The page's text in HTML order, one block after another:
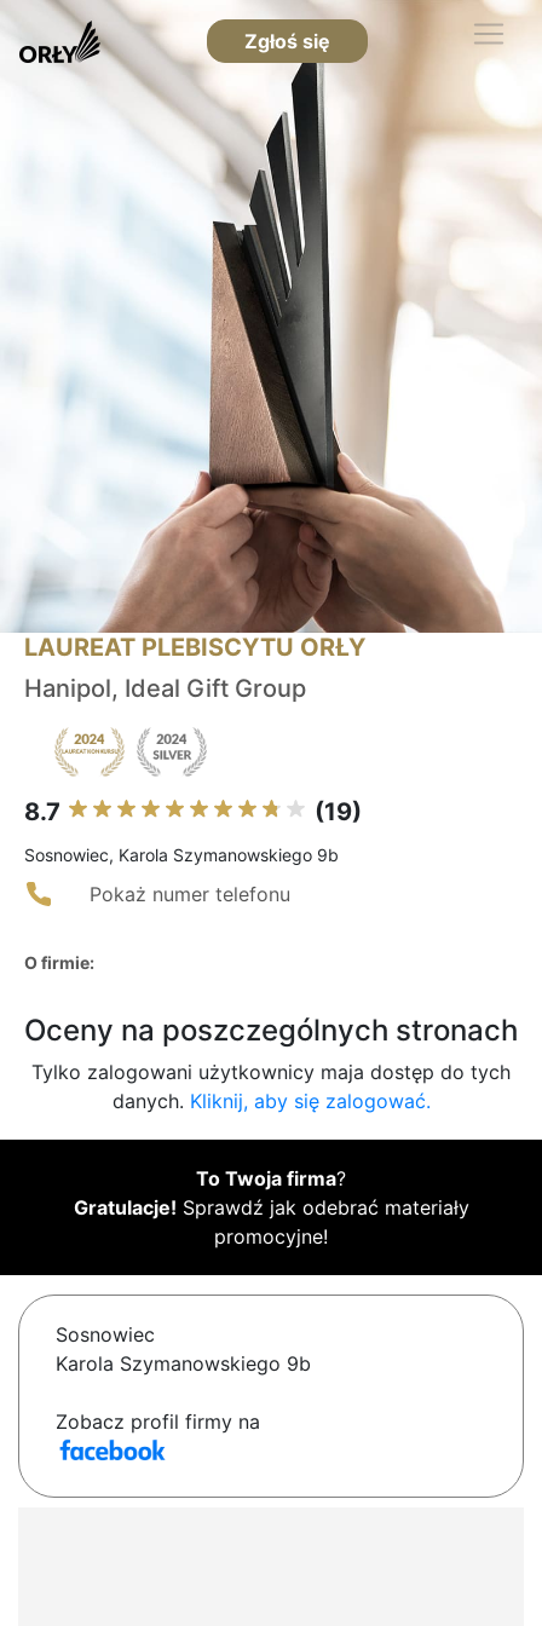
Zgłoś się
LAUREAT PLEBISCYTU ORŁY
Hanipol, Ideal Gift Group
8.7 (19)
Sosnowiec, Karola Szymanowskiego 9b
Pokaż numer telefonu
O firmie:
Oceny na poszczególnych stronach
Tylko zalogowani użytkownicy maja dostęp do tych
danych. Kliknij, aby się zalogować.
To Twoja firma?
Gratulacje! Sprawdź jak odebrać materiały
promocyjne!
Sosnowiec
Karola Szymanowskiego 9b
Zobacz profil firmy na